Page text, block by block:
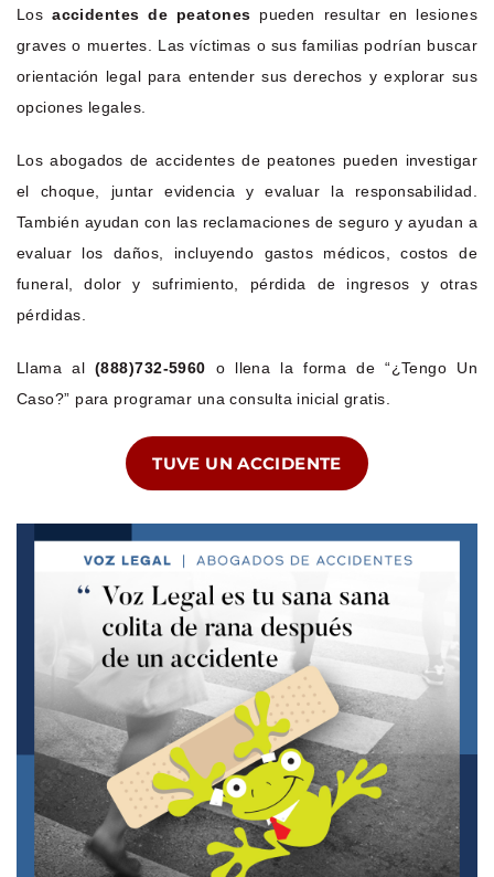
Losaccidentes de peatones pueden resultar en lesiones
graves o muertes. Las víctimas o sus familias podrían buscar
orientación legal para entender sus derechos y explorar sus
opciones legales.
Los abogados de accidentes de peatones pueden investigar
el choque, juntar evidencia y evaluar la responsabilidad.
También ayudan con las reclamaciones de seguro y ayudan a
evaluar los daños, incluyendo gastos médicos, costos de
funeral, dolor y sufrimiento, pérdida de ingresos y otras
pérdidas.
Llama al (888)732-5960 o llena la forma de “¿Tengo Un
Caso?” para programar una consulta inicial gratis.
TUVE UN ACCIDENTE